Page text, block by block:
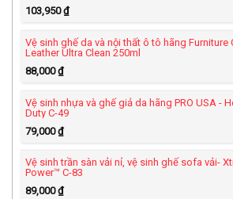
103,950₫
Vệ sinh ghế da và nội thất ô tô hãng Furniture
Leather Ultra Clean 250ml
88,000₫
Vệ sinh nhựa và ghế giả da hãng PRO USA -
Duty C-49
79,000₫
Vệ sinh trần sàn vải nỉ, vệ sinh ghế sofa vải-
Power™ C-83
89,000₫